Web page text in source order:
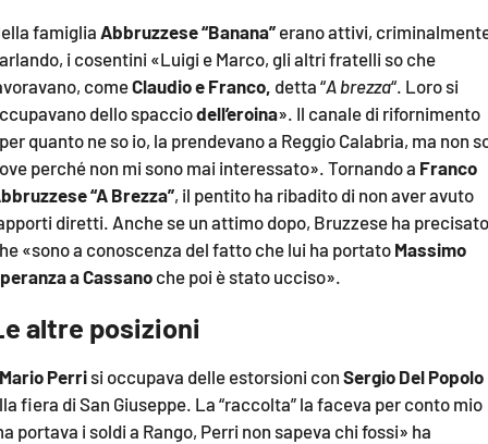
famiglia Abbruzzese “Banana” erano attivi,
i cosentini «Luigi e Marco, gli altri fratelli so che
comeClaudio e Franco, detta “A brezza“. Loro si
dello spacciodell’eroina». Il canale di rifornimento
quanto ne so io, la prendevano a Reggio Calabria, ma non
perché non mi sono mai interessato». Tornando a Franco
“A Brezza”, il pentito ha ribadito di non aver avuto
diretti. Anche se un attimo dopo, Bruzzese ha precisato
«sono a conoscenza del fatto che lui ha portato Massimo
a Cassano che poi è stato ucciso».
altre posizioni
Mario Perrisi occupava delle estorsioni con Sergio Del Popolo
fiera di San Giuseppe. La “raccolta” la faceva per conto mio
portava i soldi a Rango, Perri non sapeva chi fossi» ha